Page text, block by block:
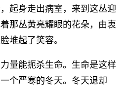
起身走出病室，来到这丛迎
那丛黄亮耀眼的花朵，由衷
堆起了笑容。
量能扼杀生命。生命是这样
个严寒的冬天。冬天退却